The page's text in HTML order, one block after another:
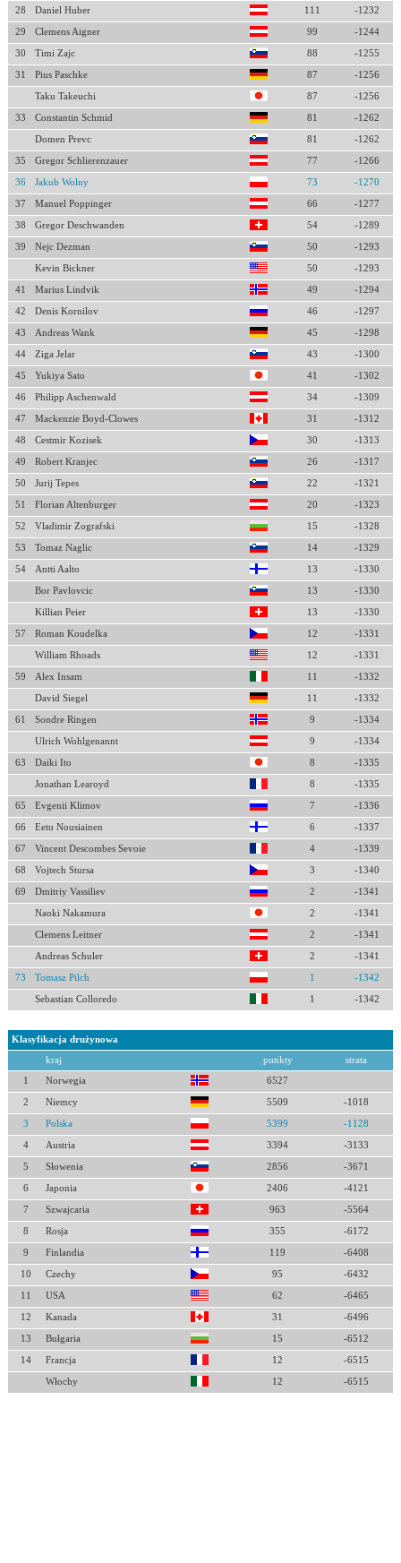
28 Daniel Huber 111 -1232
29 Clemens Aigner 99 -1244
30 Timi Zajc 88 -1255
31 Pius Paschke 87 -1256
Taku Takeuchi 87 -1256
33 Constantin Schmid 81 -1262
Domen Prevc 81 -1262
35 Gregor Schlierenzauer 77 -1266
36 Jakub Wolny 73 -1270
37 Manuel Poppinger 66 -1277
38 Gregor Deschwanden 54 -1289
39 Nejc Dezman 50 -1293
Kevin Bickner 50 -1293
41 Marius Lindvik 49 -1294
42 Denis Kornilov 46 -1297
43 Andreas Wank 45 -1298
44 Ziga Jelar 43 -1300
45 Yukiya Sato 41 -1302
46 Philipp Aschenwald 34 -1309
47 Mackenzie Boyd-Clowes 31 -1312
48 Cestmir Kozisek 30 -1313
49 Robert Kranjec 26 -1317
50 Jurij Tepes 22 -1321
51 Florian Altenburger 20 -1323
52 Vladimir Zografski 15 -1328
53 Tomaz Naglic 14 -1329
54 Antti Aalto 13 -1330
Bor Pavlovcic 13 -1330
Killian Peier 13 -1330
57 Roman Koudelka 12 -1331
William Rhoads 12 -1331
59 Alex Insam 11 -1332
David Siegel 11 -1332
61 Sondre Ringen 9 -1334
Ulrich Wohlgenannt 9 -1334
63 Daiki Ito 8 -1335
Jonathan Learoyd 8 -1335
65 Evgenii Klimov 7 -1336
66 Eetu Nousiainen 6 -1337
67 Vincent Descombes Sevoie 4 -1339
68 Vojtech Stursa 3 -1340
69 Dmitriy Vassiliev 2 -1341
Naoki Nakamura 2 -1341
Clemens Leitner 2 -1341
Andreas Schuler 2 -1341
73 Tomasz Pilch 1 -1342
Sebastian Colloredo 1 -1342
Klasyfikacja drużynowa
kraj punkty strata
1 Norwegia 6527
2 Niemcy 5509 -1018
3 Polska 5399 -1128
4 Austria 3394 -3133
5 Słowenia 2856 -3671
6 Japonia 2406 -4121
7 Szwajcaria 963 -5564
8 Rosja 355 -6172
9 Finlandia 119 -6408
10 Czechy 95 -6432
11 USA 62 -6465
12 Kanada 31 -6496
13 Bułgaria 15 -6512
14 Francja 12 -6515
Włochy 12 -6515